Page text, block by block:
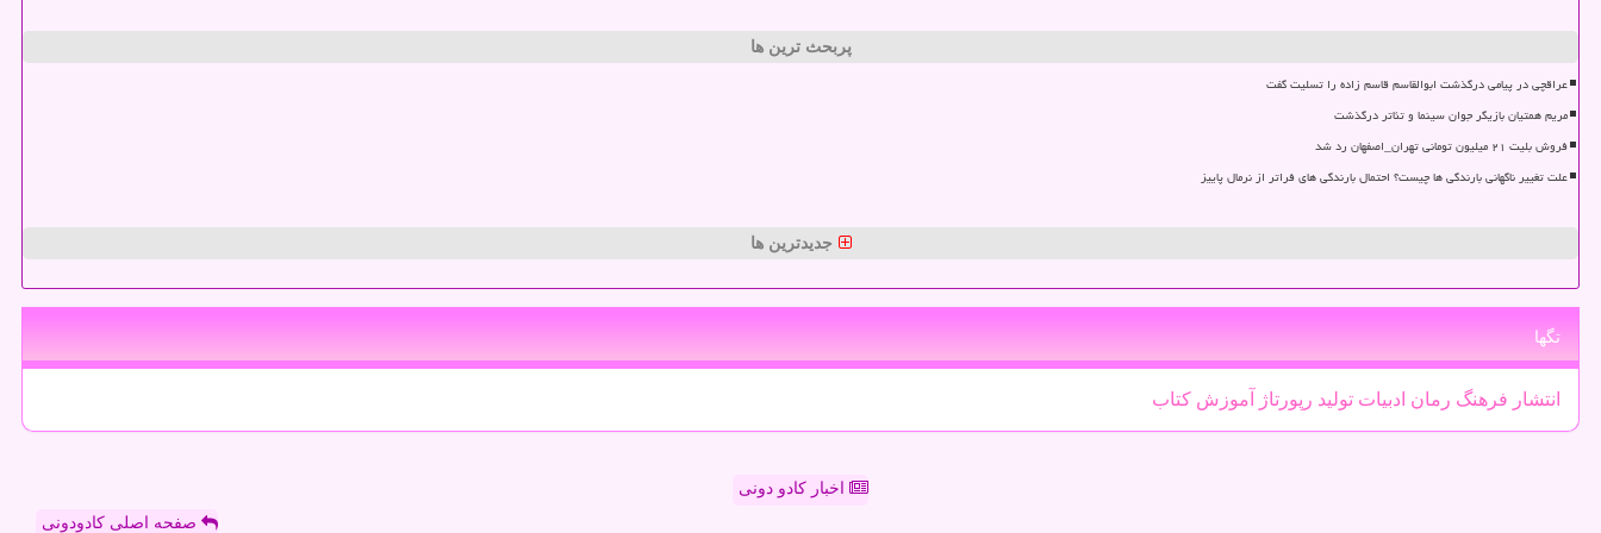
پربحث ترین ها
عراقچی در پیامی درگذشت ابوالقاسم قاسم زاده را تسلیت گفت
مریم همتیان بازیگر جوان سینما و تئاتر درگذشت
فروش بلیت ۲۱ میلیون تومانی تهران_اصفهان رد شد
علت تغییر ناگهانی بارندگی ها چیست؟ احتمال بارندگی های فراتر از نرمال پاییز
جدیدترین ها
تگها
انتشار فرهنگ رمان ادبیات تولید رپورتاژ آموزش كتاب
اخبار کادو دونی
صفحه اصلی کادودونی